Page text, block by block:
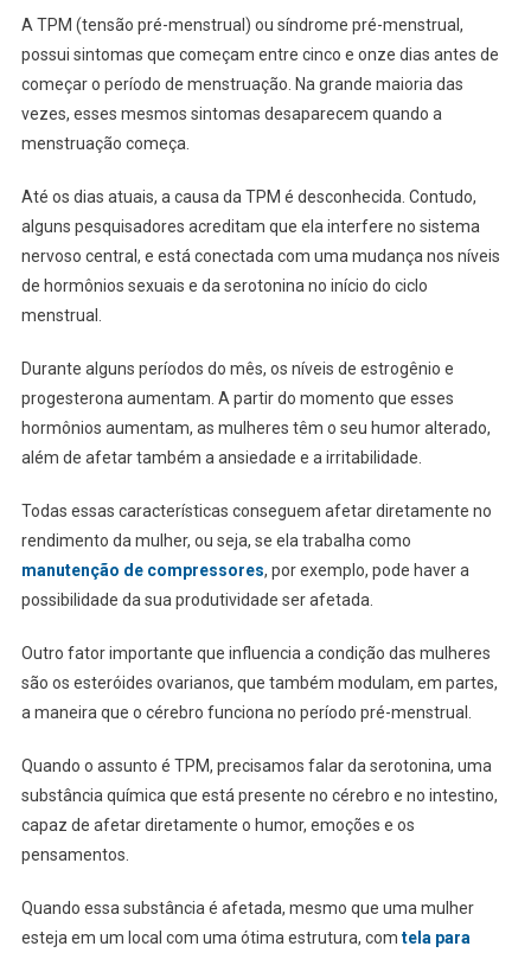
A TPM (tensão pré-menstrual) ou síndrome pré-menstrual,
possui sintomas que começam entre cinco e onze dias antes de
começar o período de menstruação. Na grande maioria das
vezes, esses mesmos sintomas desaparecem quando a
menstruação começa.
Até os dias atuais, a causa da TPM é desconhecida. Contudo,
alguns pesquisadores acreditam que ela interfere no sistema
nervoso central, e está conectada com uma mudança nos níveis
de hormônios sexuais e da serotonina no início do ciclo
menstrual.
Durante alguns períodos do mês, os níveis de estrogênio e
progesterona aumentam. A partir do momento que esses
hormônios aumentam, as mulheres têm o seu humor alterado,
além de afetar também a ansiedade e a irritabilidade.
Todas essas características conseguem afetar diretamente no
rendimento da mulher, ou seja, se ela trabalha como
manutenção de compressores, por exemplo, pode haver a
possibilidade da sua produtividade ser afetada.
Outro fator importante que influencia a condição das mulheres
são os esteróides ovarianos, que também modulam, em partes,
a maneira que o cérebro funciona no período pré-menstrual.
Quando o assunto é TPM, precisamos falar da serotonina, uma
substância química que está presente no cérebro e no intestino,
capaz de afetar diretamente o humor, emoções e os
pensamentos.
Quando essa substância é afetada, mesmo que uma mulher
esteja em um local com uma ótima estrutura, com tela para